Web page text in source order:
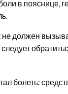
в пояснице,
должен